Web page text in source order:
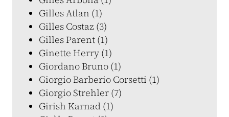
Gilles Atlan (1)
Gilles Costaz (3)
Gilles Parent (1)
Ginette Herry (1)
Giordano Bruno (1)
Giorgio Barberio Corsetti (1)
Giorgio Strehler (7)
Girish Karnad (1)